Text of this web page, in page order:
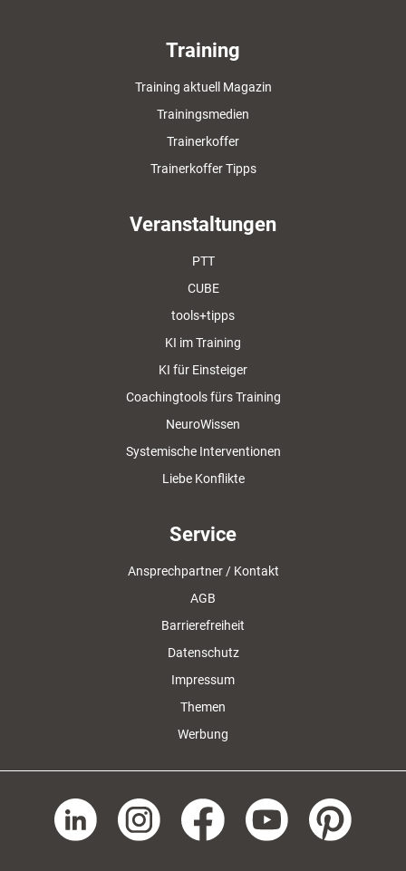
Training
Training aktuell Magazin
Trainingsmedien
Trainerkoffer
Trainerkoffer Tipps
Veranstaltungen
PTT
CUBE
tools+tipps
KI im Training
KI für Einsteiger
Coachingtools fürs Training
NeuroWissen
Systemische Interventionen
Liebe Konflikte
Service
Ansprechpartner / Kontakt
AGB
Barrierefreiheit
Datenschutz
Impressum
Themen
Werbung